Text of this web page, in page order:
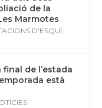
de la
Marmotes
D'ESQUÍ,
de l’estada
està